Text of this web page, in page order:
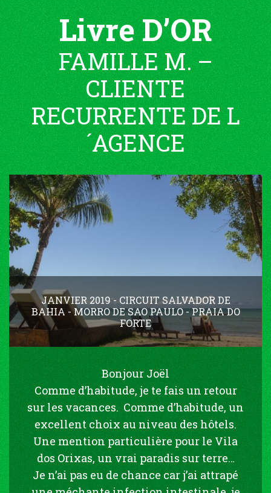
Livre D’OR
FAMILLE M. –
CLIENTE
RECURRENTE DE L
´AGENCE
JANVIER 2019 - CIRCUIT SALVADOR DE
BAHIA - MORRO DE SAO PAULO - PRAIA DO
FORTE
Bonjour Joël
Comme d’habitude, je te fais un retour
sur les vacances. Comme d’habitude, un
excellent choix au niveau des hôtels.
Une mention particulière pour le Vila
dos Orixas, un vrai paradis sur terre…
Je n’ai pas eu de chance car j’ai attrapé